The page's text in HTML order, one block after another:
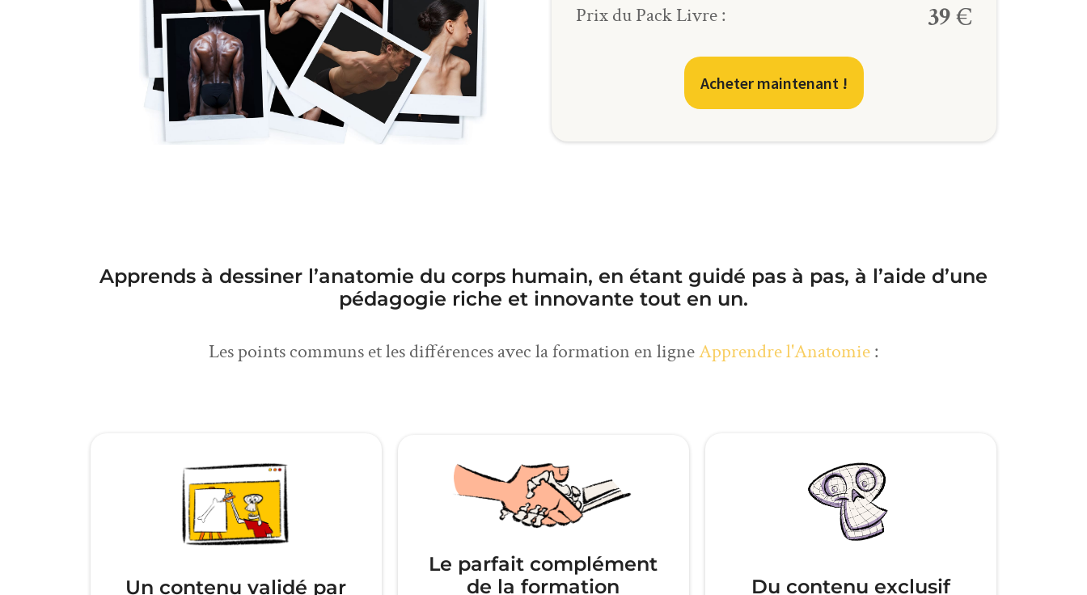
Prix du Pack Livre : 39€
Acheter maintenant !
Apprends à dessiner l’anatomie du corps humain, en étant guidé pas à pas, à l’aide d’une
pédagogie riche et innovante tout en un.
Les points communs et les différences avec la formation en ligneApprendre l'Anatomie:
Un contenu validé par
Le parfait complément
de la formation
Du contenu exclusif